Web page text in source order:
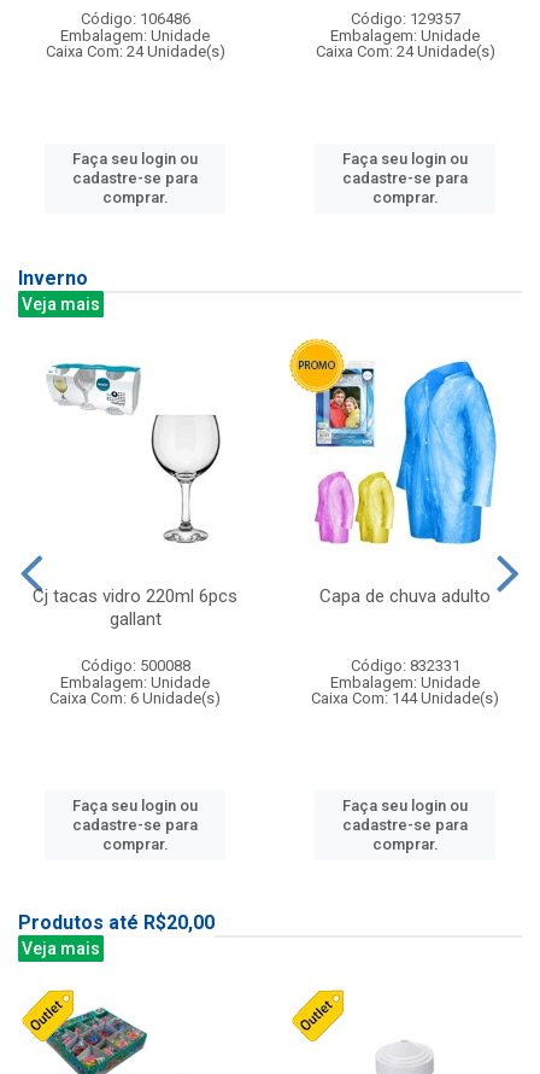
Código: 106486
Embalagem: Unidade
Caixa Com: 24 Unidade(s)
Faça seu login ou
cadastre-se para
comprar.
Código: 129357
Embalagem: Unidade
Caixa Com: 24 Unidade(s)
Faça seu login ou
cadastre-se para
comprar.
Inverno
Veja mais
Cj tacas vidro 220ml 6pcs
gallant
Código: 500088
Embalagem: Unidade
Caixa Com: 6 Unidade(s)
Faça seu login ou
cadastre-se para
comprar.
Capa de chuva adulto
Código: 832331
Embalagem: Unidade
Caixa Com: 144 Unidade(s)
Faça seu login ou
cadastre-se para
comprar.
Produtos até R$20,00
Veja mais